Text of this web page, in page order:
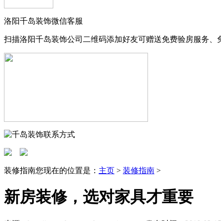
洛阳千岛装饰微信客服
扫描洛阳千岛装饰公司二维码添加好友可赠送免费验房服务、
装修指南您现在的位置是： 主页 > 装修指南 >
新房装修，选对家具才重要